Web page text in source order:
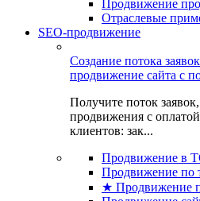
Продвижение
Отраслевые
SEO-продвижение
Создание потока
продвижение сайта с
Получите поток
продвижения с
клиентов: зак...
Продвижение в
Продвижение по
★ Продвижение